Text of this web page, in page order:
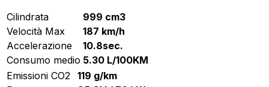
Cilindrata
999 cm3
Velocità Max
187 km/h
Accelerazione
10.8sec.
Consumo medio 5.30 L/100KM
Emissioni CO2
119 g/km